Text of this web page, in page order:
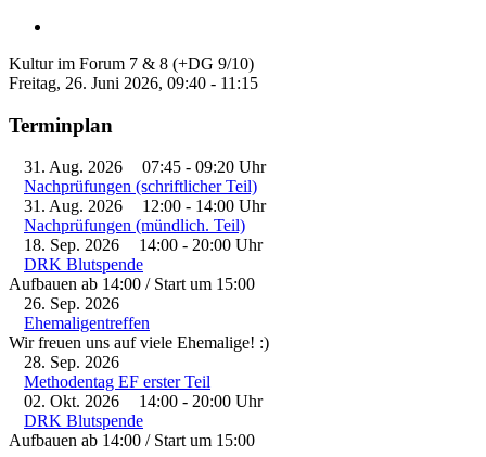
Kultur im Forum 7 & 8 (+DG 9/10)
Freitag, 26. Juni 2026, 09:40 - 11:15
Terminplan
31. Aug. 2026 07:45 - 09:20 Uhr
Nachprüfungen (schriftlicher Teil)
31. Aug. 2026
12:00 - 14:00 Uhr
Nachprüfungen (mündlich. Teil)
18. Sep. 2026
14:00 - 20:00 Uhr
DRK Blutspende
Aufbauen ab 14:00 / Start um 15:00
26. Sep. 2026
Ehemaligentreffen
Wir freuen uns auf viele Ehemalige! :)
28. Sep. 2026
Methodentag EF erster Teil
02. Okt. 2026
14:00 - 20:00 Uhr
DRK Blutspende
Aufbauen ab 14:00 / Start um 15:00